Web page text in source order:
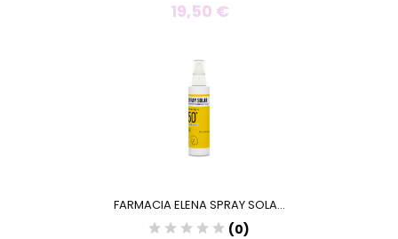
19,50 €
FARMACIA ELENA SPRAY SOLA...
(0)